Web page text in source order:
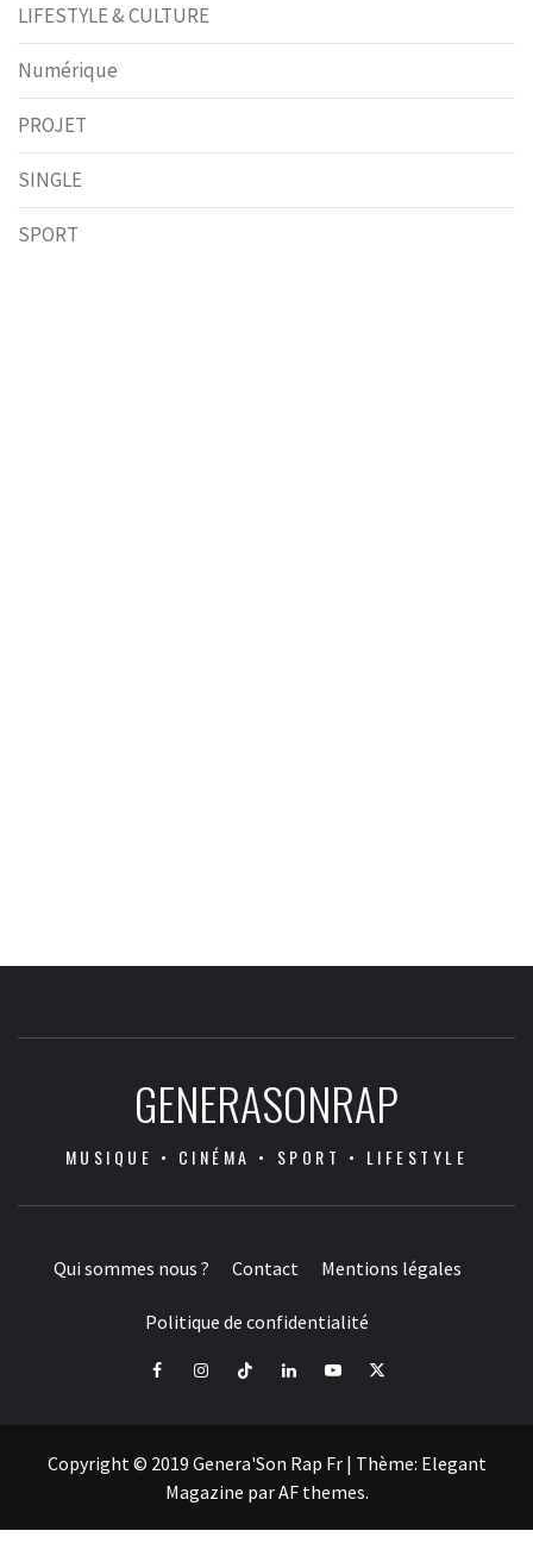
LIFESTYLE & CULTURE
Numérique
PROJET
SINGLE
SPORT
GENERASONRAP
MUSIQUE • CINÉMA • SPORT • LIFESTYLE
Qui sommes nous ? Contact Mentions légales
Politique de confidentialité
FacebookInstagramTiktok LinkedInYoutube
X
Copyright © 2019 Genera'Son Rap Fr | Thème: Elegant
Magazine parAF themes.